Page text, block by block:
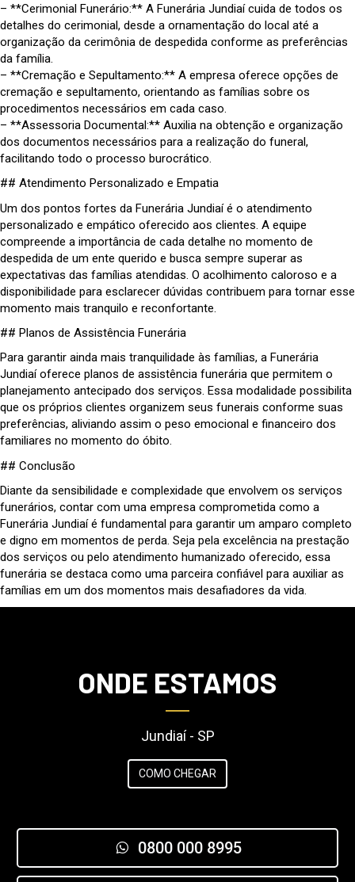
– **Cerimonial Funerário:** A Funerária Jundiaí cuida de todos os
detalhes do cerimonial, desde a ornamentação do local até a
organização da cerimônia de despedida conforme as preferências
da família.
– **Cremação e Sepultamento:** A empresa oferece opções de
cremação e sepultamento, orientando as famílias sobre os
procedimentos necessários em cada caso.
– **Assessoria Documental:** Auxilia na obtenção e organização
dos documentos necessários para a realização do funeral,
facilitando todo o processo burocrático.
## Atendimento Personalizado e Empatia
Um dos pontos fortes da Funerária Jundiaí é o atendimento
personalizado e empático oferecido aos clientes. A equipe
compreende a importância de cada detalhe no momento de
despedida de um ente querido e busca sempre superar as
expectativas das famílias atendidas. O acolhimento caloroso e a
disponibilidade para esclarecer dúvidas contribuem para tornar esse
momento mais tranquilo e reconfortante.
## Planos de Assistência Funerária
Para garantir ainda mais tranquilidade às famílias, a Funerária
Jundiaí oferece planos de assistência funerária que permitem o
planejamento antecipado dos serviços. Essa modalidade possibilita
que os próprios clientes organizem seus funerais conforme suas
preferências, aliviando assim o peso emocional e financeiro dos
familiares no momento do óbito.
## Conclusão
Diante da sensibilidade e complexidade que envolvem os serviços
funerários, contar com uma empresa comprometida como a
Funerária Jundiaí é fundamental para garantir um amparo completo
e digno em momentos de perda. Seja pela excelência na prestação
dos serviços ou pelo atendimento humanizado oferecido, essa
funerária se destaca como uma parceira confiável para auxiliar as
famílias em um dos momentos mais desafiadores da vida.
ONDE ESTAMOS
Jundiaí - SP
COMO CHEGAR
0800 000 8995